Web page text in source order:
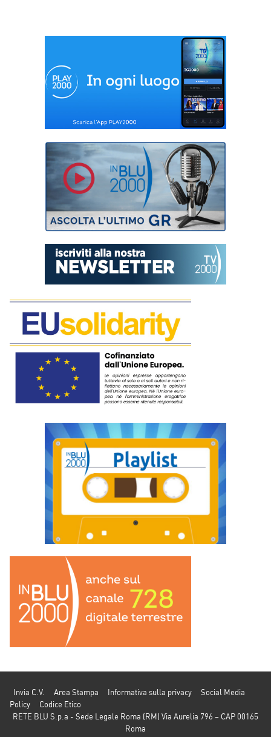
Invia C.V. Area Stampa Informativa sulla privacy
Social Media
Policy
Codice Etico
RETE BLU S.p.a - Sede Legale Roma (RM) Via Aurelia 796 – CAP 00165
Roma